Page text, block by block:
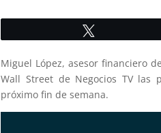
Miguel López, asesor financiero
Wall Street de Negocios TV las
próximo fin de semana.